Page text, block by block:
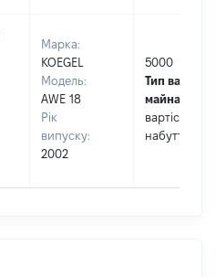
Марка:
KOEGEL
Модель:
AWE 18
Рік
випуску:
2002
5000
Тип вартості
майна:
вартість на
набуття